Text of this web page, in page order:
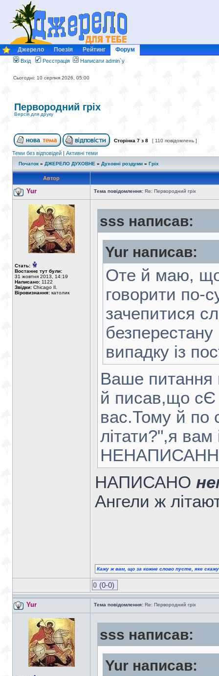
Джерело Поезія Рейтинг Форум
Вхід Реєстрація Написати admin`у
Сьогодні: 10 серпня 2026, 05:00
Первородний гріх
Версія для друку
Сторінка 7 з 8 [ 110 повідомлень ]
Теми без відповідей | Активні теми
Початок » ДЖЕРЕЛО ДУХОВНЕ » Духовні роздуми » Гріх
Автор
Yur Тема повідомлення: Re: Первородний гріх
Стать:
Востаннє тут були:
31 жовтня 2013, 14:19
Написано: 1122
Звідки: Chicago Il.
Віровизнання: католик
sss написав:
Yur написав:
Оте й маю,
говорити по-
зачепитися
випaдку із
Ваше питання
й писав,що сЄ
вас.Тому й по
літати?",я вам
НАПИСАНО
Ангели ж
Кажу ж вам, що за кожне слово пусте, яке
0 (0-0)
Yur Тема повідомлення: Re: Первородний гріх
sss написав:
Yur написав: